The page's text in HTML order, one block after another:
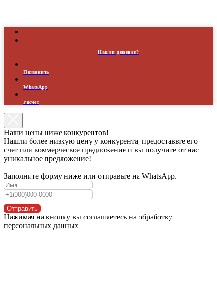
Нашли дешевле?
Позвонить
WhatsApp
Расчет
Наши цены ниже конкурентов!
Нашли более низкую цену у конкурента, предоставьте его
счет или коммерческое предложение и вы получите от нас
уникальное предложение!
Заполните форму ниже или отправьте на WhatsApp.
Отправить
Нажимая на кнопку вы соглашаетесь на обработку
персональных данных